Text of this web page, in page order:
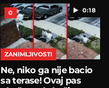
0:18
0
ZANIMLJIVOSTI
Ne, niko ga nije bacio
sa terase! Ovaj pas